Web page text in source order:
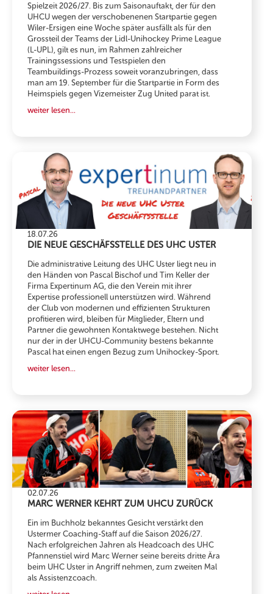
Spielzeit 2026/27. Bis zum Saisonauftakt, der für den
UHCU wegen der verschobenenen Startpartie gegen
Wiler-Ersigen eine Woche später ausfällt als für den
Grossteil der Teams der Lidl-Unihockey Prime League
(L-UPL), gilt es nun, im Rahmen zahlreicher
Trainingssessions und Testspielen den
Teambuildings-Prozess soweit voranzubringen, dass
man am 19. September für die Startpartie in Form des
Heimspiels gegen Vizemeister Zug United parat ist.
weiter lesen...
18.07.26
DIE NEUE GESCHÄFSSTELLE DES UHC USTER
Die administrative Leitung des UHC Uster liegt neu in
den Händen von Pascal Bischof und Tim Keller der
Firma Expertinum AG, die den Verein mit ihrer
Expertise professionell unterstützen wird. Während
der Club von modernen und effizienten Strukturen
profitieren wird, bleiben für Mitglieder, Eltern und
Partner die gewohnten Kontaktwege bestehen. Nicht
nur der in der UHCU-Community bestens bekannte
Pascal hat einen engen Bezug zum Unihockey-Sport.
weiter lesen...
02.07.26
MARC WERNER KEHRT ZUM UHCU ZURÜCK
Ein im Buchholz bekanntes Gesicht verstärkt den
Ustermer Coaching-Staff auf die Saison 2026/27.
Nach erfolgreichen Jahren als Headcoach des UHC
Pfannenstiel wird Marc Werner seine bereits dritte Ära
beim UHC Uster in Angriff nehmen, zum zweiten Mal
als Assistenzcoach.